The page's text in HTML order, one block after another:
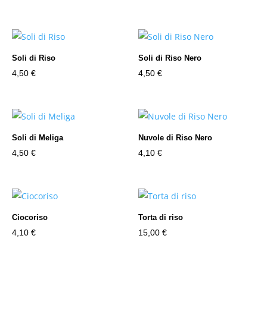
Soli di Riso
4,50 €
Soli di Riso Nero
4,50€
Soli di Meliga
4,50 €
Nuvole di Riso Nero
4,10€
Ciocoriso
4,10 €
Torta di riso
15,00€